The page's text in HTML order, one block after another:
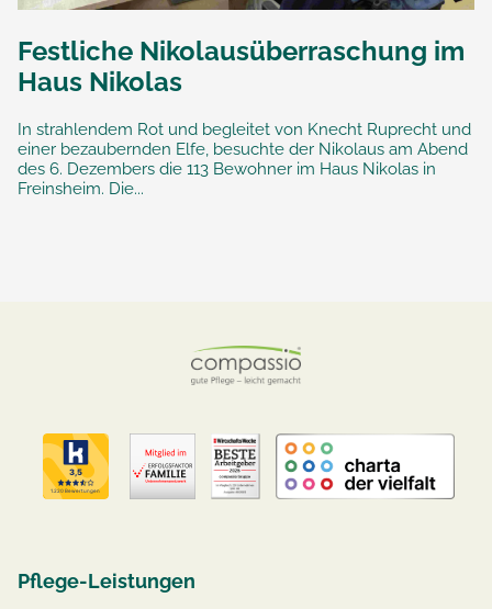
Festliche Nikolausüberraschung im
Haus Nikolas
In strahlendem Rot und begleitet von Knecht Ruprecht und
einer bezaubernden Elfe, besuchte der Nikolaus am Abend
des 6. Dezembers die 113 Bewohner im Haus Nikolas in
Freinsheim. Die...
Pflege-Leistungen